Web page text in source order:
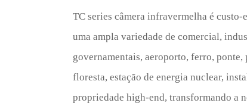
TC series câmera infravermelha é
uma ampla variedade de comercial,
governamentais, aeroporto, ferro,
floresta, estação de energia nuclear,
propriedade high-end, transformando a